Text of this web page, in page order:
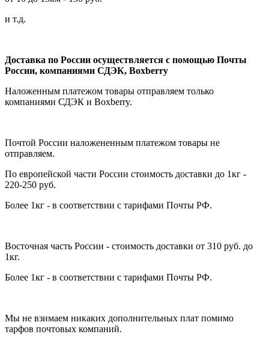
и т.д.
Доставка по России осуществляется с помощью Почты
России, компаниями СДЭК, Boxberry
Наложенным платежом товары отправляем только
компаниями СДЭК и Boxberry.
Почтой России наложененным платежом товары не
отправляем.
По европейской части России стоимость доставки до 1кг -
220-250 руб.
Более 1кг - в соответствии с тарифами Почты РФ.
Восточная часть России - стоимость доставки от 310 руб. до
1кг.
Более 1кг - в соответствии с тарифами Почты РФ.
Мы не взимаем никаких дополнительных плат помимо
тарфов почтовых компаний.